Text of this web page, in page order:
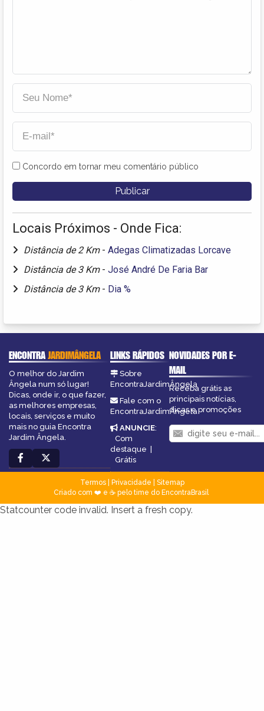
Concordo em tornar meu comentário público
Locais Próximos - Onde Fica:
Distância de 2 Km - Adegas Climatizadas Lorcave
Distância de 3 Km - José André De Faria Bar
Distância de 3 Km - Dia %
ENCONTRAJARDIMÂNGELA
O melhor do Jardim
Ângela num só lugar!
Dicas, onde ir, o que fazer,
as melhores empresas,
locais, serviços e muito
mais no guia Encontra
Jardim Ângela.
LINKS RÁPIDOS
Sobre
EncontraJardimÂngela
Fale com o
EncontraJardimÂngela
ANUNCIE:
Com
destaque |
Grátis
NOVIDADES POR E-
MAIL
Receba grátis as
principais notícias,
dicas e promoções
Termos| Privacidade
Sitemap
Criado com ❤️ e ☕ pelo time do EncontraBrasil
Statcounter code invalid. Insert a fresh copy.